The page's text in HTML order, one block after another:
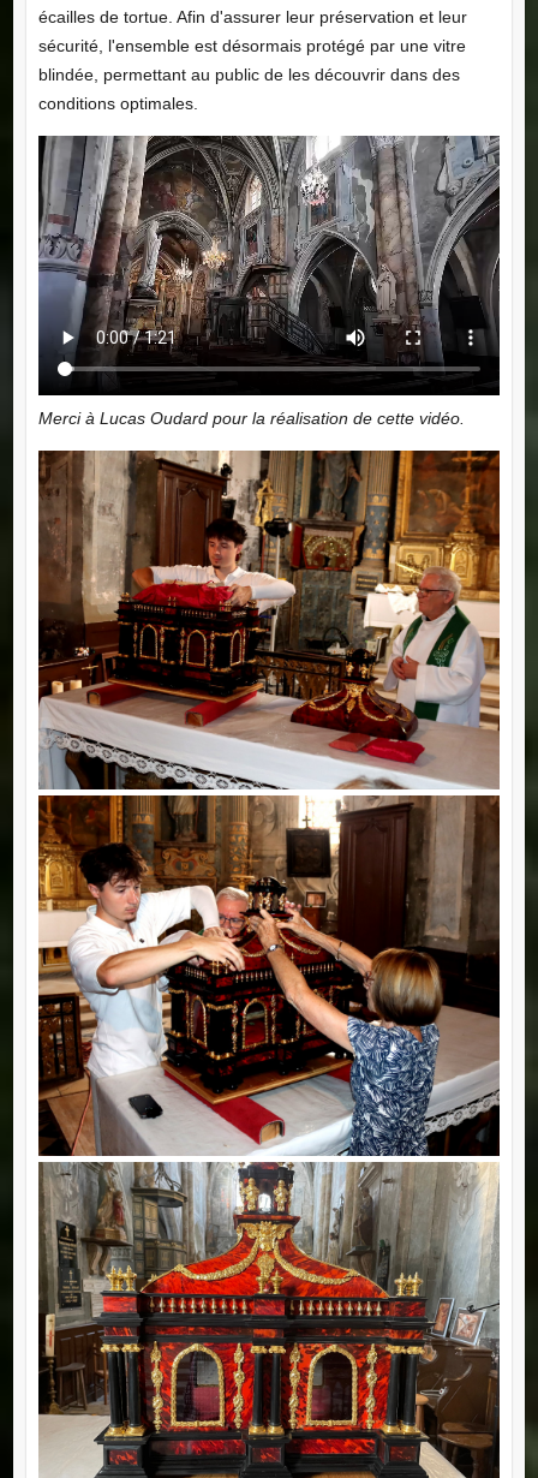
écailles de tortue. Afin d'assurer leur préservation et leur
sécurité, l'ensemble est désormais protégé par une vitre
blindée, permettant au public de les découvrir dans des
conditions optimales.
Merci à Lucas Oudard pour la réalisation de cette vidéo.